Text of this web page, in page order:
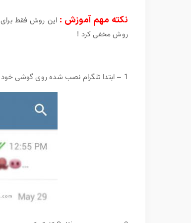
نکته مهم آموزش : این روش فقط برای
روش مخفی کرد !
1 – ابتدا تلگرام نصب شده روی گوشی خودتان را باز کنید و روی سه خط کنار هم بالای صفحه کلیک کنید. عکس زیر